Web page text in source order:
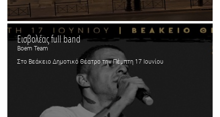
Εισβολέας full band
Boem Team
Στο Βεάκειο Δημοτικό Θέατρο την Πέμπτη 17 Ιουνίου